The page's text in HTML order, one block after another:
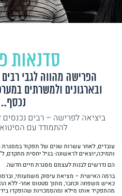
סדנאות
הפרישה מהווה לגבי
ובארגונים ולמשרתים
נכסף..
ביציאה לפרישה – רבים
להתמודד עם
עובדים, לאחר עשרות שנים של תפקוד
ותמיכה,יוצאים לראשונה- בגיל יחסית מתקדם,
הם נדרשים לבנות לעצמם מסגרת חיים חדשה.
ברמה האישית – מציאת עיסוק משמעותי,
כאיש משפחה וכחבר, מתוך סטטוס אחר- ללא
מהתפקיד אותו מילא ומהסמכויות שהופקדו